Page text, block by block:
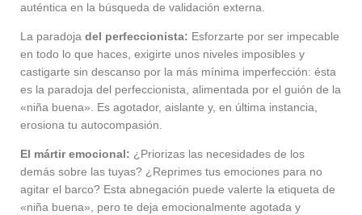
auténtica en la búsqueda de validación externa.
La paradoja del perfeccionista: Esforzarte por ser impecable
en todo lo que haces, exigirte unos niveles imposibles y
castigarte sin descanso por la más mínima imperfección: ésta
es la paradoja del perfeccionista, alimentada por el guión de la
«niña buena». Es agotador, aislante y, en última instancia,
erosiona tu autocompasión.
El mártir emocional: ¿Priorizas las necesidades de los
demás sobre las tuyas? ¿Reprimes tus emociones para no
agitar el barco? Esta abnegación puede valerte la etiqueta de
«niña buena», pero te deja emocionalmente agotada y